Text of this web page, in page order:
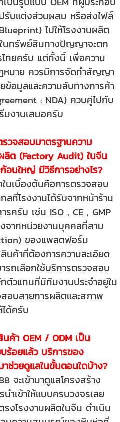
รับแต่งส่วนผสม หรือส่งไฟล์
ไปให้โรงงานผลิต
ในทรัพย์สินทางปัญญาจะตก
ทยครับ แต่ทั้งนี้ เพื่อความ
มาย ควรมีการจัดทำสัญญา
ข้อมูลและความลับทางการค้า
: NDA) ควบคู่ไปกับ
งานเสมอครับ
วจสอบมาตรฐานความ
ลิต (Factory Audit) ในจีน
อนใหญ่ มีวิธีการอย่างไร?
นเบื้องต้นคือการตรวจสอบ
ลที่โรงงานได้รับจากหน้าร้าน
รครับ เช่น ISO , CE , GMP
จากหน่วยงานบุคคลที่สาม
ของแพลตฟอร์ม
นค้าที่ต้องการความละเอียด
รถเลือกใช้บริการตรวจสอบ
ตัวแทนที่มีทีมงานประจำอยู่ใน
สอบสายการผลิตและสภาพ
ได้ครับ
ค้า OEM / ODM เป็น
ร้อยแล้ว บริการของ
าช่วยดูแลในขั้นตอนใดบ้าง?
จะเข้ามาดูแลโครงสร้าง
ำเข้าให้แบบครบวงจรเลย
งโรงงานผลิตในจีน ดำเนิน